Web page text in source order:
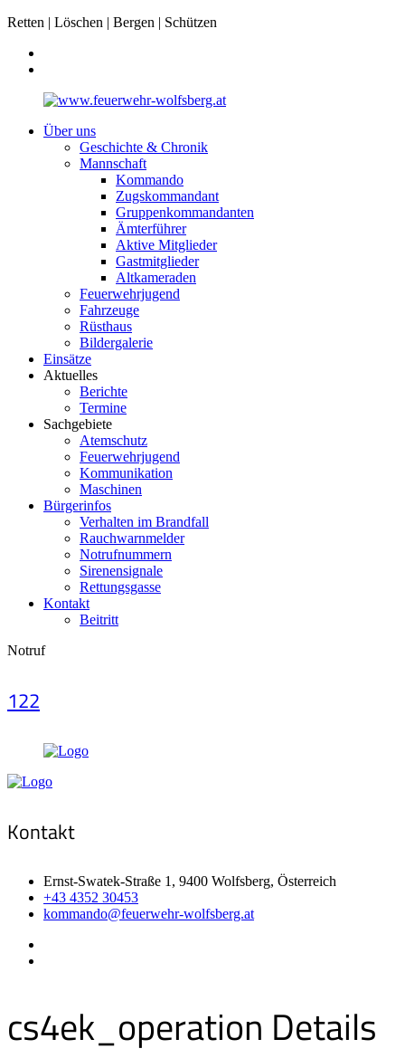
Retten | Löschen | Bergen | Schützen
Über uns
Geschichte & Chronik
Mannschaft
Kommando
Zugskommandant
Gruppenkommandanten
Ämterführer
Aktive Mitglieder
Gastmitglieder
Altkameraden
Feuerwehrjugend
Fahrzeuge
Rüsthaus
Bildergalerie
Einsätze
Aktuelles
Berichte
Termine
Sachgebiete
Atemschutz
Feuerwehrjugend
Kommunikation
Maschinen
Bürgerinfos
Verhalten im Brandfall
Rauchwarnmelder
Notrufnummern
Sirenensignale
Rettungsgasse
Kontakt
Beitritt
Notruf
122
Kontakt
Ernst-Swatek-Straße 1, 9400 Wolfsberg, Österreich
+43 4352 30453
kommando@feuerwehr-wolfsberg.at
cs4ek_operation Details